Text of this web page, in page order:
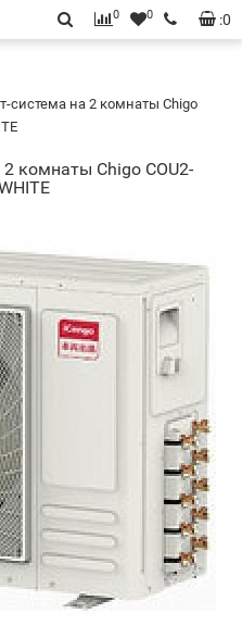
:0
0 0
система на 2 комнаты Chigo
комнаты Chigo COU2-